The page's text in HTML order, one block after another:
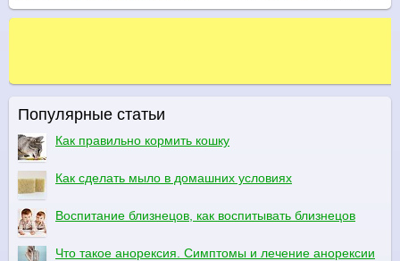
Популярные статьи
Как правильно кормить кошку
Как сделать мыло в домашних условиях
Воспитание близнецов, как воспитывать близнецов
Что такое анорексия. Симптомы и лечение анорексии